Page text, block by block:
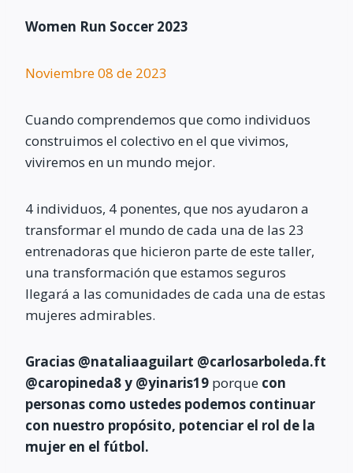
Women Run Soccer 2023
Noviembre 08 de 2023
Cuando comprendemos que como individuos
construimos el colectivo en el que vivimos,
viviremos en un mundo mejor.
4 individuos, 4 ponentes, que nos ayudaron a
transformar el mundo de cada una de las 23
entrenadoras que hicieron parte de este taller,
una transformación que estamos seguros
llegará a las comunidades de cada una de estas
mujeres admirables.
Gracias @nataliaaguilart @carlosarboleda.ft
@caropineda8 y @yinaris19 porque con
personas como ustedes podemos continuar
con nuestro propósito, potenciar el rol de la
mujer en el fútbol.